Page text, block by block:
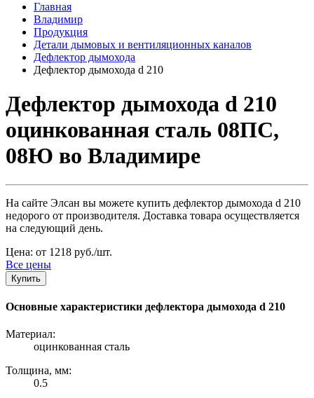
Главная
Владимир
Продукция
Детали дымовых и вентиляционных каналов
Дефлектор дымохода
Дефлектор дымохода d 210
Дефлектор дымохода d 210
оцинкованная сталь 08ПС,
08Ю во Владимире
На сайте Элсан вы можете купить дефлектор дымохода d 210
недорого от производителя. Доставка товара осуществляется
на следующий день.
Цена: от 1218 руб./шт.
Все цены
Купить
Основные характеристики дефлектора дымохода d 210
Материал:
оцинкованная сталь
Толщина, мм:
0.5